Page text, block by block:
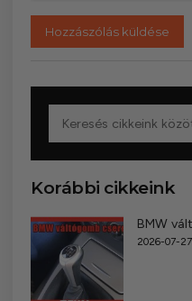
Korábbi cikkeink
BMW
2026-07-27